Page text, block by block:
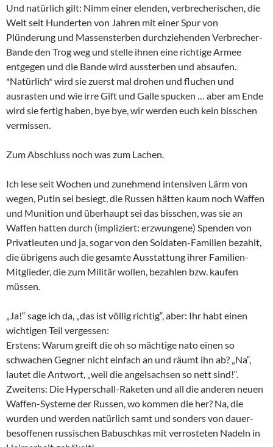
Und natürlich gilt: Nimm einer elenden, verbrecherischen, die
Welt seit Hunderten von Jahren mit einer Spur von
Plünderung und Massensterben durchziehenden Verbrecher-
Bande den Trog weg und stelle ihnen eine richtige Armee
entgegen und die Bande wird aussterben und absaufen.
*Natürlich* wird sie zuerst mal drohen und fluchen und
ausrasten und wie irre Gift und Galle spucken … aber am Ende
wird sie fertig haben, bye bye, wir werden euch kein bisschen
vermissen.
Zum Abschluss noch was zum Lachen.
Ich lese seit Wochen und zunehmend intensiven Lärm von
wegen, Putin sei besiegt, die Russen hätten kaum noch Waffen
und Munition und überhaupt sei das bisschen, was sie an
Waffen hatten durch (impliziert: erzwungene) Spenden von
Privatleuten und ja, sogar von den Soldaten-Familien bezahlt,
die übrigens auch die gesamte Ausstattung ihrer Familien-
Mitglieder, die zum Militär wollen, bezahlen bzw. kaufen
müssen.
„Ja!“ sage ich da, „das ist völlig richtig“, aber: Ihr habt einen
wichtigen Teil vergessen:
Erstens: Warum greift die oh so mächtige nato einen so
schwachen Gegner nicht einfach an und räumt ihn ab? „Na“,
lautet die Antwort, „weil die angelsachsen so nett sind!“.
Zweitens: Die Hyperschall-Raketen und all die anderen neuen
Waffen-Systeme der Russen, wo kommen die her? Na, die
wurden und werden natürlich samt und sonders von dauer-
besoffenen russischen Babuschkas mit verrosteten Nadeln in